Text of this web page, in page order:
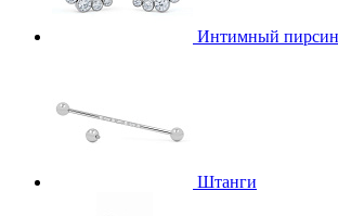
Интимный
Штанги